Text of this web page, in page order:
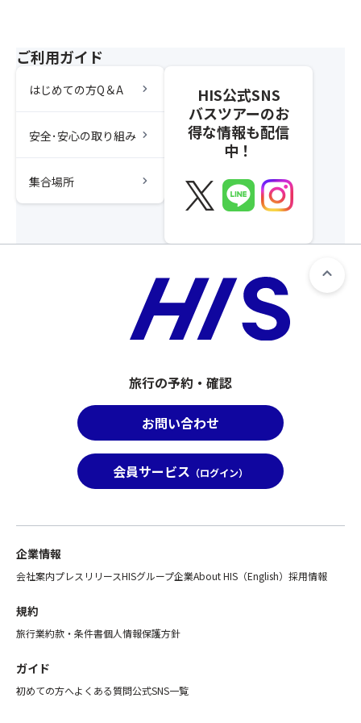
ご利用ガイド
はじめての方Q＆A chevron_right
安全･安心の取り組み chevron_right
集合場所 chevron_right
HIS公式SNS
バスツアーのお
得な情報も配信
中！
旅行の予約・確認
お問い合わせ
会員サービス （ログイン）
企業情報
会社案内プレスリリースHISグループ企業About HIS（English） 採用情報
規約
旅行業約款・条件書個人情報保護方針
ガイド
初めての方へよくある質問公式SNS一覧